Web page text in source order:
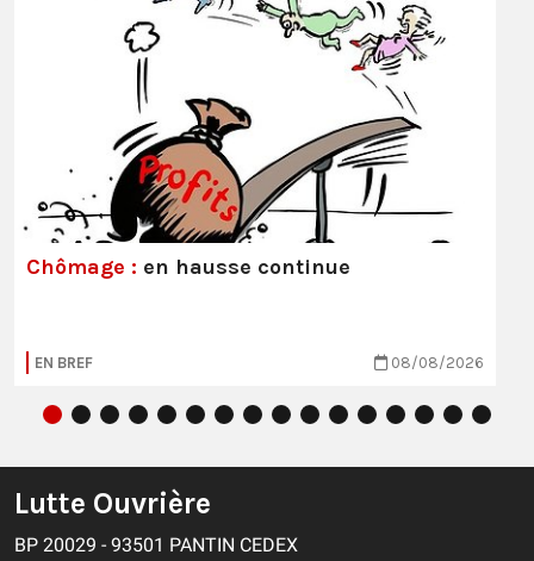
Chômage : en hausse continue
EN BREF 08/08/2026
Lutte Ouvrière
BP 20029 - 93501 PANTIN CEDEX